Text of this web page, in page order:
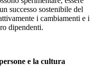
successo sostenibile del
i cambiamenti e i
dipendenti.
e la cultura